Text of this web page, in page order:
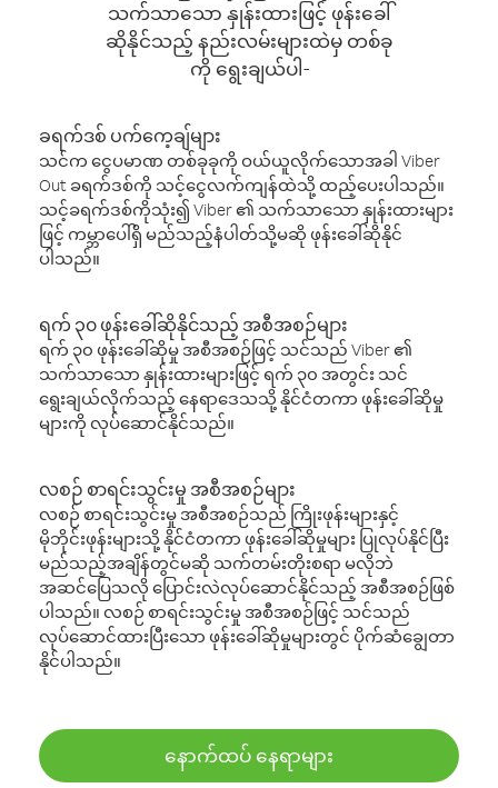
သက်သာသော နှုန်းထားဖြင့် ဖုန်းခေါ်
ဆိုနိုင်သည့် နည်းလမ်းများထဲမှ တစ်ခု
ကို ရွေးချယ်ပါ-
ခရက်ဒစ် ပက်ကေ့ချ်များ
သင်က ငွေပမာဏ တစ်ခုခုကို ဝယ်ယူလိုက်သောအခါ Viber
Out ခရက်ဒစ်ကို သင့်ငွေလက်ကျန်ထဲသို့ ထည့်ပေးပါသည်။
သင့်ခရက်ဒစ်ကိုသုံး၍ Viber ၏ သက်သာသော နှုန်းထားများ
ဖြင့် ကမ္ဘာပေါ်ရှိ မည်သည့်နံပါတ်သို့မဆို ဖုန်းခေါ်ဆိုနိုင်
ပါသည်။
ရက် ၃၀ ဖုန်းခေါ်ဆိုနိုင်သည့် အစီအစဉ်များ
ရက် ၃၀ ဖုန်းခေါ်ဆိုမှု အစီအစဉ်ဖြင့် သင်သည် Viber ၏
သက်သာသော နှုန်းထားများဖြင့် ရက် ၃၀ အတွင်း သင်
ရွေးချယ်လိုက်သည့် နေရာဒေသသို့ နိုင်ငံတကာ ဖုန်းခေါ်ဆိုမှု
များကို လုပ်ဆောင်နိုင်သည်။
လစဉ် စာရင်းသွင်းမှု အစီအစဉ်များ
လစဉ် စာရင်းသွင်းမှု အစီအစဉ်သည် ကြိုးဖုန်းများနှင့်
မိုဘိုင်းဖုန်းများသို့ နိုင်ငံတကာ ဖုန်းခေါ်ဆိုမှုများ ပြုလုပ်နိုင်ပြီး
မည်သည့်အချိန်တွင်မဆို သက်တမ်းတိုးစရာ မလိုဘဲ
အဆင်ပြေသလို ပြောင်းလဲလုပ်ဆောင်နိုင်သည့် အစီအစဉ်ဖြစ်
ပါသည်။ လစဉ် စာရင်းသွင်းမှု အစီအစဉ်ဖြင့် သင်သည်
လုပ်ဆောင်ထားပြီးသော ဖုန်းခေါ်ဆိုမှုများတွင် ပိုက်ဆံချွေတာ
နိုင်ပါသည်။
နောက်ထပ် နေရာများ